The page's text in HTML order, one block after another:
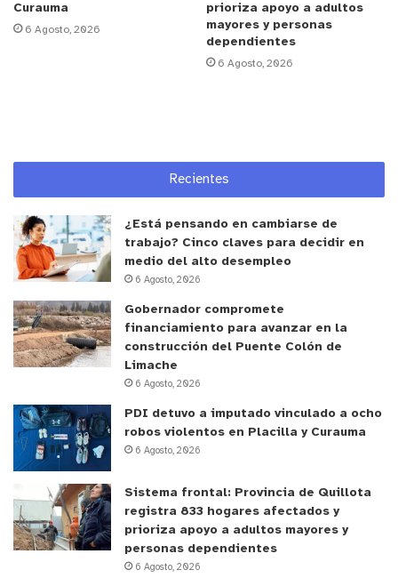
y el establecimiento de límites de manera
asertiva”, señaló.
horas y los jueves de 18:30 a 20:00 horas. Las
interesadas pueden inscribirse directamente en el
lugar durante los horarios de funcionamiento del
taller”.
vecinas de La Cruz a sumarse a este taller, que
busca entregar herramientas útiles para
desenvolverse con mayor seguridad, fortalecer la
confianza personal y fomentar el autocuidado en
un espacio de aprendizaje y desarrollo
comunitario.
y tú, ¿qué opinas?
Curauma
6 Agosto, 2026
prioriza apoyo a adultos
mayores y personas
dependientes
6 Agosto, 2026
Recientes
¿Está pensando en cambiarse de
trabajo? Cinco claves para decidir en
medio del alto desempleo
6 Agosto, 2026
Gobernador compromete
financiamiento para avanzar en la
construcción del Puente Colón de
Limache
6 Agosto, 2026
PDI detuvo a imputado vinculado a ocho
robos violentos en Placilla y Curauma
6 Agosto, 2026
Sistema frontal: Provincia de Quillota
registra 833 hogares afectados y
prioriza apoyo a adultos mayores y
personas dependientes
6 Agosto, 2026